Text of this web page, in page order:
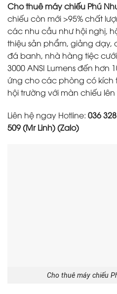
Cho thuê máy chiếu Phú
chiếu còn mới >95% chất
các nhu cầu như hội nghị,
thiệu sản phẩm, giảng dạy,
đá banh, nhà hàng tiệc
3000 ANSI Lumens đến hơn
ứng cho các phòng có kích
hội trường với màn chiếu lên
Liên hệ ngay Hotline: 036
509 (Mr Linh) (Zalo)
Cho thuê máy chiếu